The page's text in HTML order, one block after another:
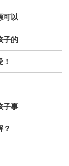
可以
子的
子事
？